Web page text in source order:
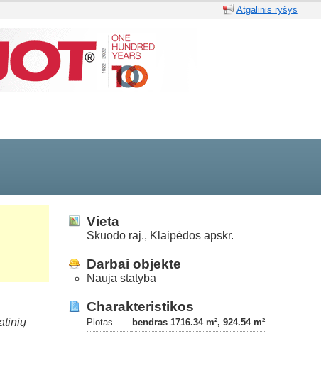
Atgalinis ryšys
Vieta
Skuodo raj., Klaipėdos apskr.
Darbai objekte
Nauja statyba
Charakteristikos
Plotas bendras 1716.34 m², 924.54 m²